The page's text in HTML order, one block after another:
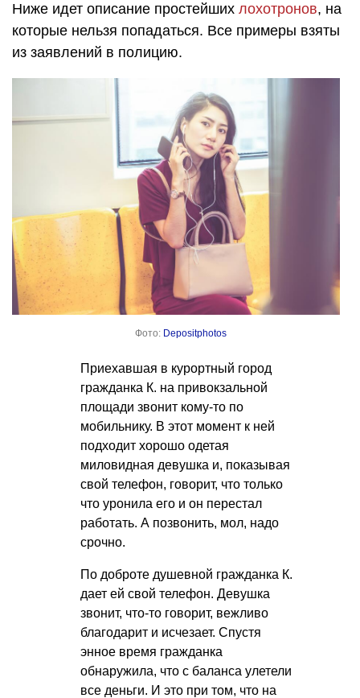
Ниже идет описание простейших лохотронов, на
которые нельзя попадаться. Все примеры взяты
из заявлений в полицию.
Фото: Depositphotos
Приехавшая в курортный город
гражданка К. на привокзальной
площади звонит кому-то по
мобильнику. В этот момент к ней
подходит хорошо одетая
миловидная девушка и, показывая
свой телефон, говорит, что только
что уронила его и он перестал
работать. А позвонить, мол, надо
срочно.
По доброте душевной гражданка К.
дает ей свой телефон. Девушка
звонит, что-то говорит, вежливо
благодарит и исчезает. Спустя
энное время гражданка
обнаружила, что с баланса улетели
все деньги. И это при том, что на